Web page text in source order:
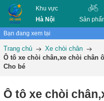
Khu vực
Hà Nội
Sản
Bạn đang xem tại
Trang chủ
Xe chòi chân
Ô tô xe chòi chân,xe chòi chân
Cho bé
Ô tô xe chòi